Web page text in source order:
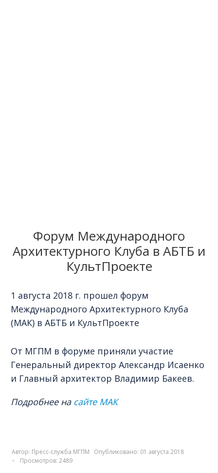
Форум Международного
Архитектурного Клуба в АБТБ и
КультПроекте
1 августа 2018 г. прошел форум
Международного Архитектурного Клуба
(МАК) в АБТБ и КультПроекте
От МГПМ в форуме приняли участие
Генеральный директор Александр Исаенко
и Главный архитектор Владимир Бакеев.
Подробнее на сайте МАК
Автор: Пресс-служба МГПМ
Опубликовано: 01 августа 2018
Просмотров: 2489